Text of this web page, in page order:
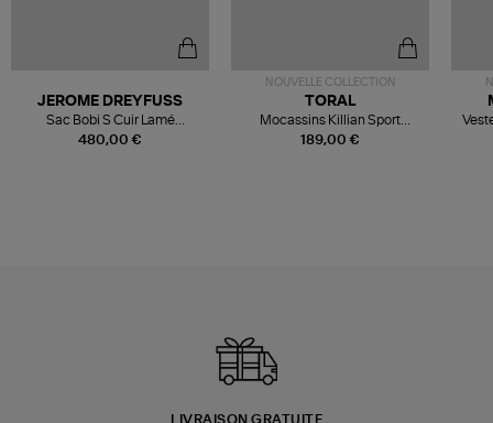
480,00 €
JEROME DREYFUSS
Sac Bobi S Cuir Lamé
Champagne
NOUVELLE COLLECTION
189,00 €
TORAL
Mocassins Killian Sport
Mousse
LIVRAISON GRATUITE